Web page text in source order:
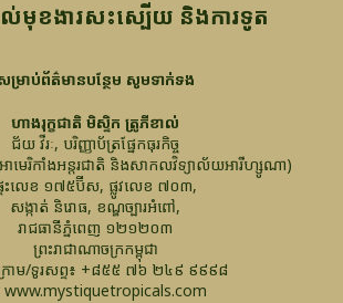
ម្រាប់ព័ត៌មានបន្ថែម សូមទាក់ទង
ហាងរុក្ខជាតិ មិស្ទិក ត្រូភីខាល់
ជ័យ វីរៈ, បរិញ្ញាប័ត្រផ្នែកធុរកិច្ច
មេរិកាំងអន្តរជាតិ និងសាកលវិទ្យាល័យអារីហ្សូណា)
ទះលេខ ១៧៥ប៊ីស, ផ្លូវលេខ ៧០៣,
សង្កាត់ និរោធ, ខណ្ឌច្បារអំពៅ,
រាជធានីភ្នំពេញ ១២១២០៣
ព្រះរាជាណាចក្រកម្ពុជា
រាម/ទូរសព្ទ៖ +៨៥៥ ៧៦ ២៤៩ ៩៩៩៨
www.mystiquetropicals.com
តល់មុខងារសះស្បើយ និងការទូត